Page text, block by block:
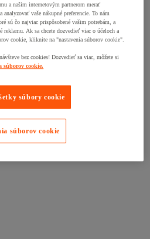
a našim internetovým partnerom merať
vaše nákupné preferencie. To nám
sú čo najviac prispôsobené vašim potrebám, a
reklamu. Ak sa chcete dozvedieť viac o účeloch a
cookie, kliknite na "nastavenia súborov cookie".
bez cookies! Dozvedieť sa viac, môžete si
súborov cookie.
súbory cookie
súborov cookie